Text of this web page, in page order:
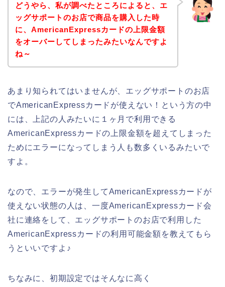
どうやら、私が調べたところによると、エ
ッグサポートのお店で商品を購入した時
に、AmericanExpressカードの上限金額
をオーバーしてしまったみたいなんですよ
ね～
あまり知られてはいませんが、エッグサポートのお店
でAmericanExpressカードが使えない！という方の中
には、上記の人みたいに１ヶ月で利用できる
AmericanExpressカードの上限金額を超えてしまった
ためにエラーになってしまう人も数多くいるみたいで
すよ。
なので、エラーが発生してAmericanExpressカードが
使えない状態の人は、一度AmericanExpressカード会
社に連絡をして、エッグサポートのお店で利用した
AmericanExpressカードの利用可能金額を教えてもら
うといいですよ♪
ちなみに、初期設定ではそんなに高く